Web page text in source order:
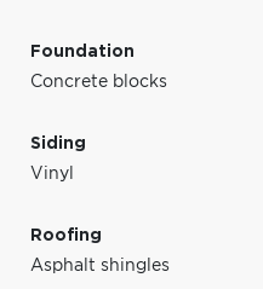
Foundation
Concrete blocks
Siding
Vinyl
Roofing
Asphalt shingles